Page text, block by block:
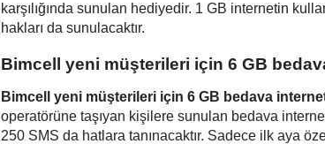
karşılığında sunulan hediyedir. 1 GB internetin
hakları da sunulacaktır.
Bimcell yeni müşterileri için 6 GB
Bimcell yeni müşterileri için 6 GB bedava
operatörüne taşıyan kişilere sunulan bedava
250 SMS da hatlara tanınacaktır. Sadece ilk aya